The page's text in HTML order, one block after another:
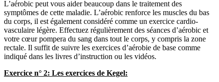
L’aérobic peut vous aider beaucoup dans le traitement des
symptômes de cette maladie. L’aérobic renforce les muscles du bas
du corps, il est également considéré comme un exercice cardio-
vasculaire légère. Effectuez régulièrement des séances d’aérobic et
votre cœur pompera du sang dans tout le corps, y compris la zone
rectale. Il suffit de suivre les exercices d’aérobie de base comme
indiqué dans les livres d’instruction ou les vidéos.
Exercice n° 2: Les exercices de Kegel: